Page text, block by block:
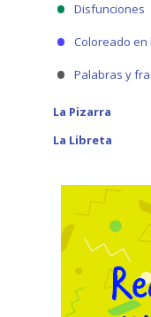
Disfunciones
Coloreado en
Palabras y
La Pizarra
La Libreta